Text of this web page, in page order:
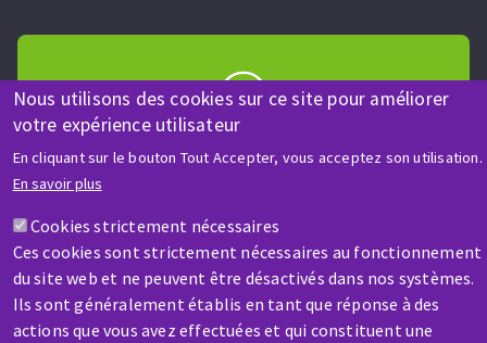
Nous utilisons des cookies sur ce site pour améliorer
votre expérience utilisateur
En cliquant sur le bouton Tout Accepter, vous acceptez son utilisation.
En savoir plus
Cookies strictement nécessaires
Ces cookies sont strictement nécessaires au fonctionnement
du site web et ne peuvent être désactivés dans nos systèmes.
Ils sont généralement établis en tant que réponse à des
actions que vous avez effectuées et qui constituent une
Une question ? Un renseignement ?
Contactez-nous